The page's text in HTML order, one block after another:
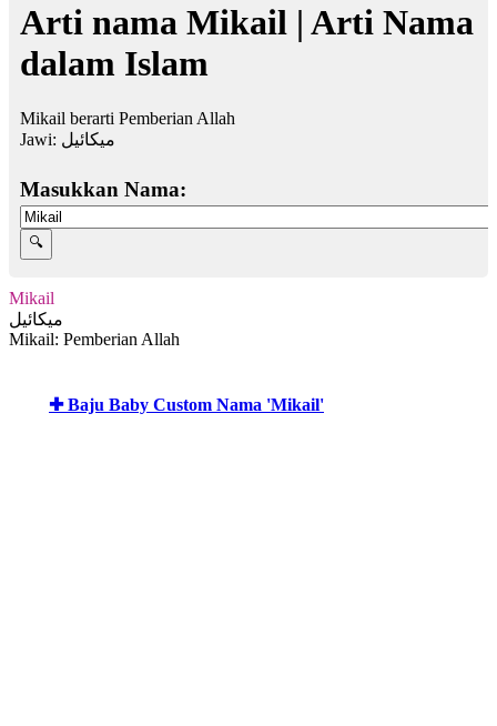
Arti nama Mikail | Arti Nama
dalam Islam
Mikail berarti Pemberian Allah
Jawi: ميكائيل
Masukkan Nama:
Mikail
ميكائيل
Mikail: Pemberian Allah
✚ Baju Baby Custom Nama 'Mikail'